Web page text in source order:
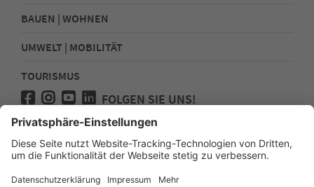
BAUEN | WOHNEN
UMWELT | MOBILITÄT
TOURISMUS
FOLGEN SIE UNS!
Presse
Kontakt
Impressum